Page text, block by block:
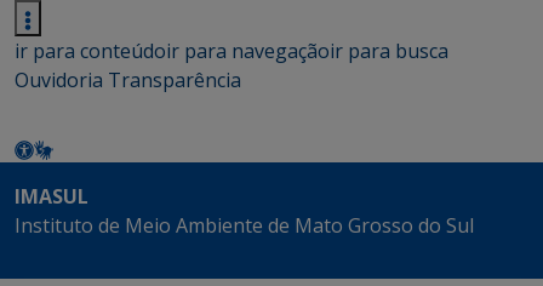
ir para conteúdoir para navegaçãoir para busca
Ouvidoria Transparência
IMASUL
Instituto de Meio Ambiente de Mato Grosso do Sul